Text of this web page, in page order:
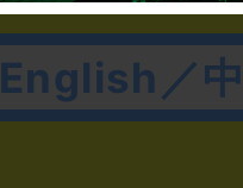
English／